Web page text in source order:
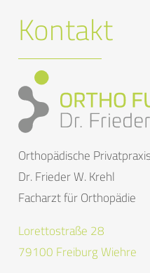
Kontakt
Orthopädische Privatpraxis
Dr. Frieder W. Krehl
Facharzt für Orthopädie
Lorettostraße 28
79100 Freiburg Wiehre